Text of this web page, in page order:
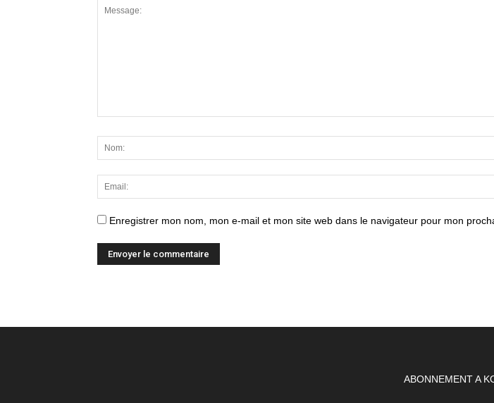
Enregistrer mon nom, mon e-mail et mon site web dans le navigateur pour mon
ABONNEMENT A